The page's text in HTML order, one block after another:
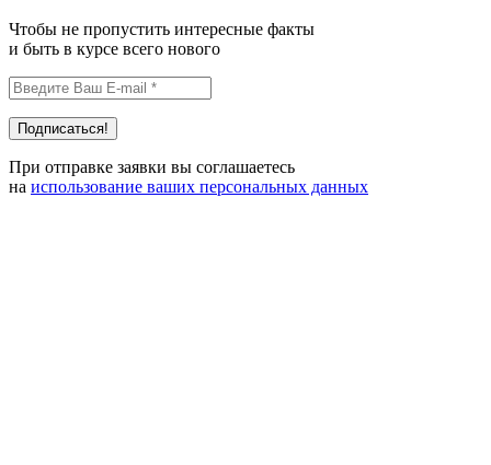
Чтобы не пропустить интересные факты
и быть в курсе всего нового
При отправке заявки вы соглашаетесь
на использование ваших персональных данных